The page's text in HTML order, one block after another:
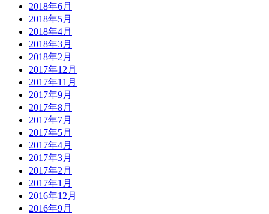
2018年6月
2018年5月
2018年4月
2018年3月
2018年2月
2017年12月
2017年11月
2017年9月
2017年8月
2017年7月
2017年5月
2017年4月
2017年3月
2017年2月
2017年1月
2016年12月
2016年9月